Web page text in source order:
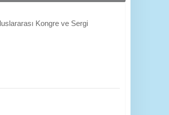
Kongre ve Sergi